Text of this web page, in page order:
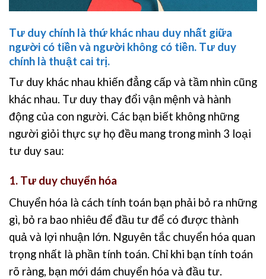
Tư duy chính là thứ khác nhau duy nhất giữa
người có tiền và người không có tiền. Tư duy
chính là thuật cai trị.
Tư duy khác nhau khiến đẳng cấp và tầm nhìn cũng
khác nhau. Tư duy thay đổi vận mệnh và hành
động của con người. Các bạn biết không những
người giỏi thực sự họ đều mang trong mình 3 loại
tư duy sau:
1. Tư duy chuyển hóa
Chuyển hóa là cách tính toán bạn phải bỏ ra những
gì, bỏ ra bao nhiêu để đầu tư để có được thành
quả và lợi nhuận lớn. Nguyên tắc chuyển hóa quan
trọng nhất là phần tính toán. Chỉ khi bạn tính toán
rõ ràng, bạn mới dám chuyển hóa và đầu tư.